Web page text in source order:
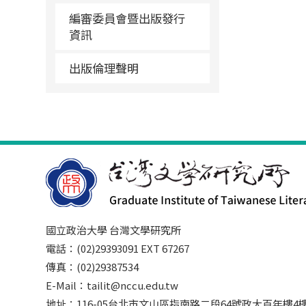
編審委員會暨出版發行
資訊
出版倫理聲明
國立政治大學 台灣文學研究所
電話：(02)29393091 EXT 67267
傳真：(02)29387534
E-Mail：tailit@nccu.edu.tw